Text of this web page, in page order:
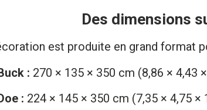
Des dimensions
est produite en grand format
: 270 × 135 × 350 cm (8,86 × 4,43
: 224 × 145 × 350 cm (7,35 × 4,75 ×